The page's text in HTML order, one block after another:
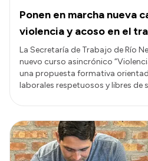
Ponen en marcha nueva
violencia y acoso en el
La Secretaría de Trabajo de Río
nuevo curso asincrónico
una propuesta formativa
laborales respetuosos y libres de